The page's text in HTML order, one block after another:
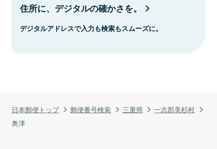
日本郵便トップ 郵便番号検索 三重県
一志郡美杉村
奥津
住所に、デジタルの確かさを。
デジタルアドレスで入力も検索もスムーズに。